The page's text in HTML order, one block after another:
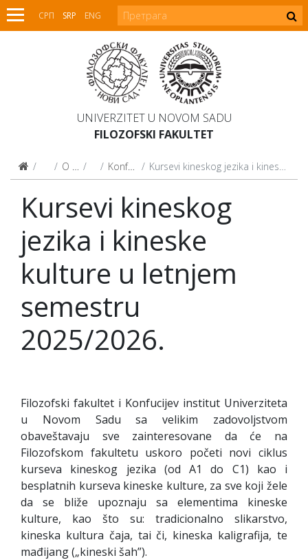
СРП SRP ENG
UNIVERZITET U NOVOM SADU
FILOZOFSKI FAKULTET
Fakultet
O Fakultetu CentriKonfucijev institut Kursevi kineskog jezika i kineske kulture u letnjem semestru 2025/2026.
Kursevi kineskog
jezika i kineske
kulture u letnjem
semestru
2025/2026.
Filozofski fakultet i Konfucijev institut Univerziteta
u Novom Sadu sa velikim zadovoljstvom
obaveštavaju sve zainteresovane da će na
Filozofskom fakultetu uskoro početi novi ciklus
kurseva kineskog jezika (od A1 do C1) kao i
besplatnih kurseva kineske kulture, za sve koji žele
da se bliže upoznaju sa elementima kineske
kulture, kao što su: tradicionalno slikarstvo,
kineska kultura čaja, tai či, kineska kaligrafija, te
mađijang („kineski šah”).